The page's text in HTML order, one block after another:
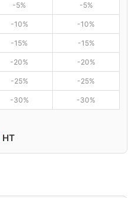
-5% -5%
-10% -10%
-15% -15%
-20% -20%
-25% -25%
-30% -30%
HT